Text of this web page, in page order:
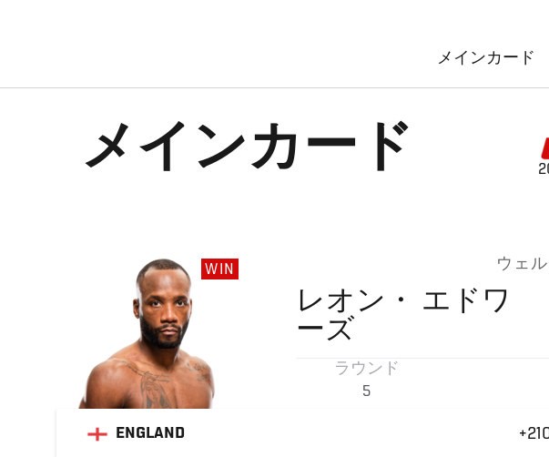
メインカード
メインカード
WIN ウェ
レオン・
エドワ
ーズ
ラウンド
5
ENGLAND